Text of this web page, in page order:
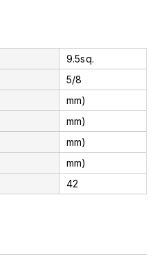
9.5sq.
5/8
mm)
mm)
mm)
mm)
42